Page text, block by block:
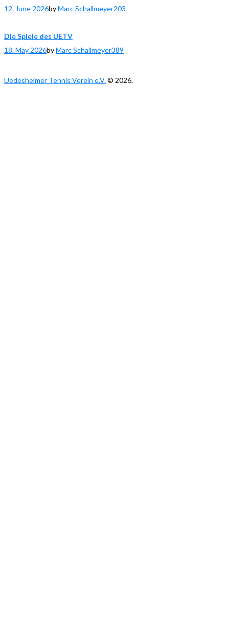
12. June 2026byMarc Schallmeyer203
Die Spiele des UETV
18. May 2026byMarc Schallmeyer389
Uedesheimer Tennis Verein e.V.© 2026.